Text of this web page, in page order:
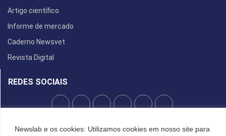
Newslab e os cookies: Utilizamos cookies em nosso site para
Artigo científico
Informe de mercado
Caderno Newsvet
Revista Digital
REDES SOCIAIS
POLÍTICA DE PRIVACIDADE